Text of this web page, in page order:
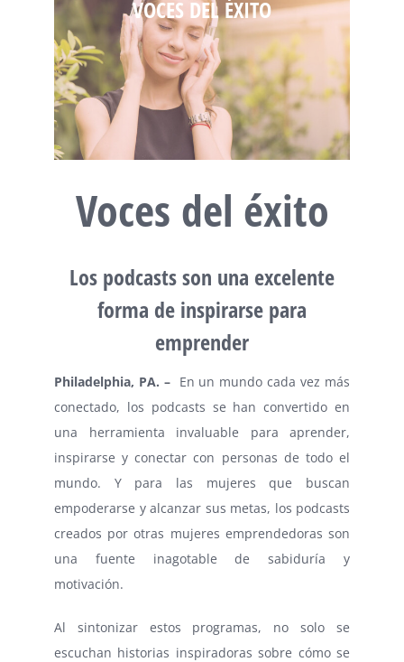
VOCES DEL ÉXITO
Voces del éxito
Los podcasts son una excelente
forma de inspirarse para
emprender
Philadelphia, PA. – En un mundo cada vez más
conectado, los podcasts se han convertido en
una herramienta invaluable para aprender,
inspirarse y conectar con personas de todo el
mundo. Y para las mujeres que buscan
empoderarse y alcanzar sus metas, los podcasts
creados por otras mujeres emprendedoras son
una fuente inagotable de sabiduría y
motivación.
Al sintonizar estos programas, no solo se
escuchan historias inspiradoras sobre cómo se